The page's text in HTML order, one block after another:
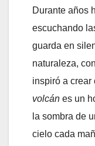
Durante años
escuchando
guarda en
naturaleza,
inspiró a
volcán es un
la sombra de
cielo cada